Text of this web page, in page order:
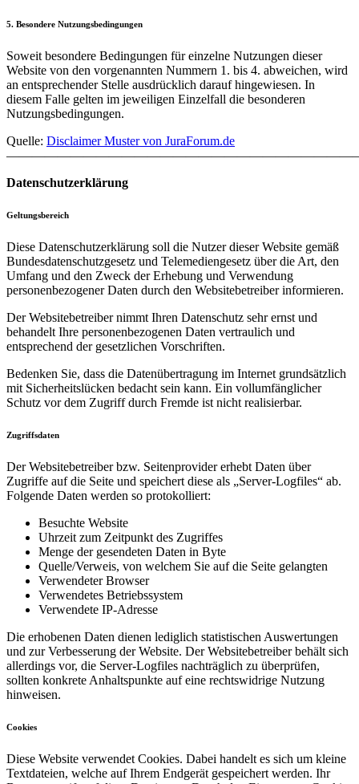
5. Besondere Nutzungsbedingungen
Soweit besondere Bedingungen für einzelne Nutzungen dieser
Website von den vorgenannten Nummern 1. bis 4. abweichen, wird
an entsprechender Stelle ausdrücklich darauf hingewiesen. In
diesem Falle gelten im jeweiligen Einzelfall die besonderen
Nutzungsbedingungen.
Quelle: Disclaimer Muster von JuraForum.de
Datenschutzerklärung
Geltungsbereich
Diese Datenschutzerklärung soll die Nutzer dieser Website gemäß
Bundesdatenschutzgesetz und Telemediengesetz über die Art, den
Umfang und den Zweck der Erhebung und Verwendung
personenbezogener Daten durch den Websitebetreiber informieren.
Der Websitebetreiber nimmt Ihren Datenschutz sehr ernst und
behandelt Ihre personenbezogenen Daten vertraulich und
entsprechend der gesetzlichen Vorschriften.
Bedenken Sie, dass die Datenübertragung im Internet grundsätzlich
mit Sicherheitslücken bedacht sein kann. Ein vollumfänglicher
Schutz vor dem Zugriff durch Fremde ist nicht realisierbar.
Zugriffsdaten
Der Websitebetreiber bzw. Seitenprovider erhebt Daten über
Zugriffe auf die Seite und speichert diese als „Server-Logfiles“ ab.
Folgende Daten werden so protokolliert:
Besuchte Website
Uhrzeit zum Zeitpunkt des Zugriffes
Menge der gesendeten Daten in Byte
Quelle/Verweis, von welchem Sie auf die Seite gelangten
Verwendeter Browser
Verwendetes Betriebssystem
Verwendete IP-Adresse
Die erhobenen Daten dienen lediglich statistischen Auswertungen
und zur Verbesserung der Website. Der Websitebetreiber behält sich
allerdings vor, die Server-Logfiles nachträglich zu überprüfen,
sollten konkrete Anhaltspunkte auf eine rechtswidrige Nutzung
hinweisen.
Cookies
Diese Website verwendet Cookies. Dabei handelt es sich um kleine
Textdateien, welche auf Ihrem Endgerät gespeichert werden. Ihr